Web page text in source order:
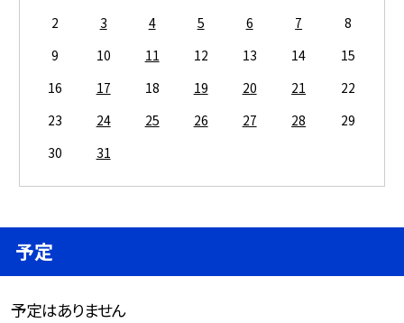
2
3 4 5 6 7
8
9
10 11 12 13 14
15
16
17 18 19 20 21
22
23
24 25 26 27 28
29
30
31
予定
予定はありません